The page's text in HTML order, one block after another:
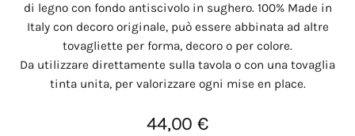
di legno con fondo antiscivolo in sughero. 100% Made in
Italy con decoro originale, può essere abbinata ad altre
tovagliette per forma, decoro o per colore.
Da utilizzare direttamente sulla tavola o con una tovaglia
tinta unita, per valorizzare ogni mise en place.
44,00 €